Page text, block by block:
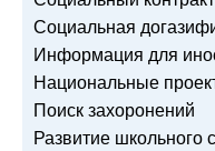
Социальная
Информация для
Национальные
Поиск захоронений
Развитие школьного